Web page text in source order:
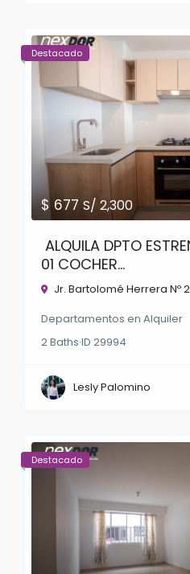
$ 677S/ 2,300
Destacado
ALQUILA DPTO
01 COCHER...
Jr. Bartolomé Herrera Nº
Departamentos enAlquiler
2Baths·ID29994
Lesly Palomino
Destacado